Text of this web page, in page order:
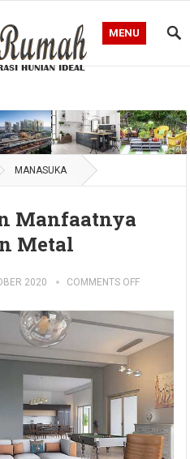
MENU
MANASUKA
Manfaatnya
Metal
2020 COMMENTS OFF